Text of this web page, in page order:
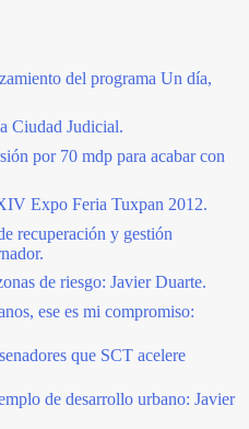
del programa Un día,
Ciudad Judicial.
por 70 mdp para acabar con
Expo Feria Tuxpan 2012.
recuperación y gestión
de riesgo: Javier Duarte.
ese es mi compromiso:
que SCT acelere
de desarrollo urbano: Javier